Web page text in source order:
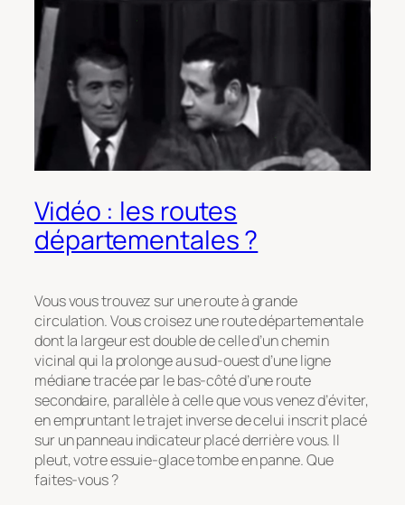
Vidéo : les routes
départementales ?
Vous vous trouvez sur une route à grande
circulation. Vous croisez une route départementale
dont la largeur est double de celle d’un chemin
vicinal qui la prolonge au sud-ouest d’une ligne
médiane tracée par le bas-côté d’une route
secondaire, parallèle à celle que vous venez d’éviter,
en empruntant le trajet inverse de celui inscrit placé
sur un panneau indicateur placé derrière vous. Il
pleut, votre essuie-glace tombe en panne. Que
faites-vous ?